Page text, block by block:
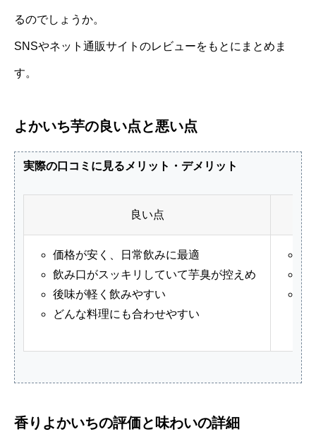
るのでしょうか。
SNSやネット通販サイトのレビューをもとにまとめま
す。
よかいち芋の良い点と悪い点
実際の口コミに見るメリット・デメリット
良い点
価格が安く、日常飲みに最適
飲み口がスッキリしていて芋臭が控えめ
後味が軽く飲みやすい
どんな料理にも合わせやすい
芋
芋
芋
香りよかいちの評価と味わいの詳細